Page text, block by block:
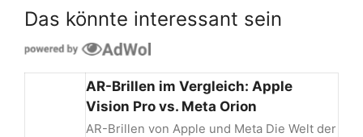
Das könnte interessant sein
AR-Brillen im Vergleich: Apple
Vision Pro vs. Meta Orion
AR-Brillen von Apple und Meta Die Welt der